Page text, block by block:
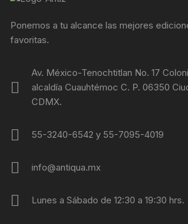
Ponemos a tu alcance las mejores
favoritas.
Av. México-Tenochtitlan No. 17
alcaldía Cuauhtémoc C. P. 06350
CDMX.
55-3240-6542 y 55-7095-4019
info@antiqua.mx
Lunes a Sábado de 12:30 a 19:30 hrs.